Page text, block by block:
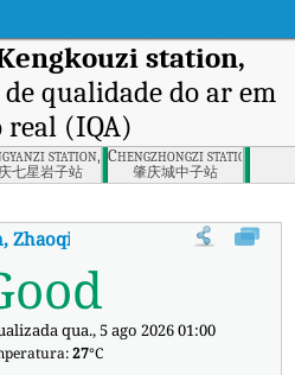
station,
qualidade do ar em
real (IQA)
station, Zhaoqing
七星岩子站
Chengzhongzi station,
肇庆城中子站
Índice de Qualidade do Ar
qua., 5 ago 2026 01:00
27°C